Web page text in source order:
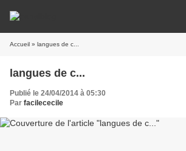
Accueil » langues de c...
langues de c...
Publié le 24/04/2014 à 05:30
Par facilececile